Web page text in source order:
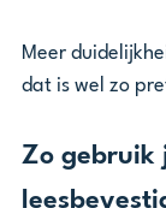
Meer
dat is wel zo
Zo gebruik